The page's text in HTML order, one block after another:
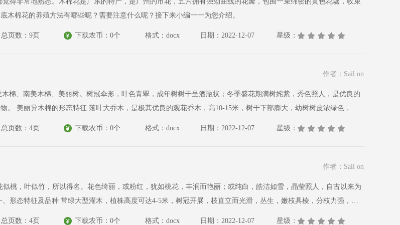
棉花的养殖方法有哪些呢？需要注意什么呢？接下来小编一一为您介绍。
总页数：9页 下载农币：0个 格式：docx 日期：2022-12-07 星级：
作者：Sail on
色，密
总页数：4页 下载农币：0个 格式：docx 日期：2022-12-07 星级：
作者：Sail on
桃，叶似竹，所以得名。花色绮丽，或粉红，犹如桃花，丰润而艳丽；或纯白，皓洁如雪，晶莹照人，自古以来为
总页数：4页 下载农币：0个 格式：docx 日期：2022-12-07 星级：